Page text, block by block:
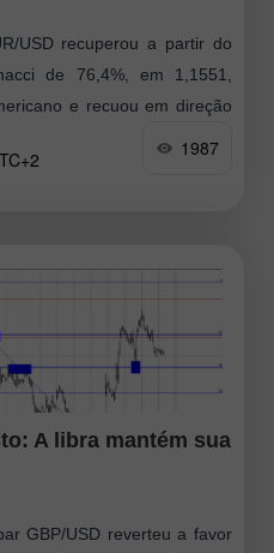
USD recuperou a partir do
de 76,4%, em 1,1551,
e recuou em direção
1987
A libra mantém sua
GBP/USD reverteu a favor